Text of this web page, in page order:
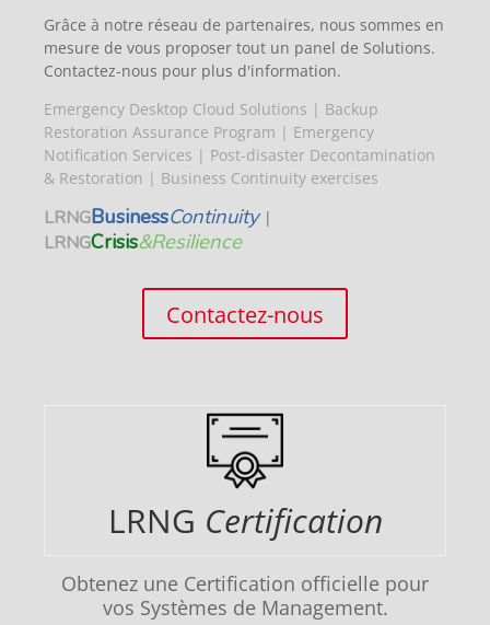
Grâce à notre réseau de partenaires, nous sommes en
mesure de vous proposer tout un panel de Solutions.
Contactez-nous pour plus d'information.
Emergency Desktop Cloud Solutions | Backup
Restoration Assurance Program | Emergency
Notification Services | Post-disaster Decontamination
& Restoration | Business Continuity exercises
LRNGBusinessContinuity|
LRNGCrisis&Resilience
Contactez-nous
LRNG Certification
Obtenez une Certification officielle pour
vos Systèmes de Management.